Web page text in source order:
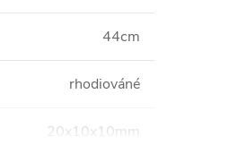
44cm
rhodiováné
20x10x10mm